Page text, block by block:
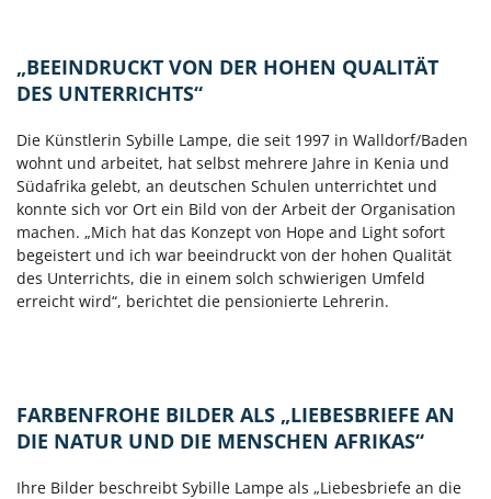
„BEEINDRUCKT VON DER HOHEN QUALITÄT
DES UNTERRICHTS“
Die Künstlerin Sybille Lampe, die seit 1997 in Walldorf/Baden
wohnt und arbeitet, hat selbst mehrere Jahre in Kenia und
Südafrika gelebt, an deutschen Schulen unterrichtet und
konnte sich vor Ort ein Bild von der Arbeit der Organisation
machen. „Mich hat das Konzept von Hope and Light sofort
begeistert und ich war beeindruckt von der hohen Qualität
des Unterrichts, die in einem solch schwierigen Umfeld
erreicht wird“, berichtet die pensionierte Lehrerin.
FARBENFROHE BILDER ALS „LIEBESBRIEFE AN
DIE NATUR UND DIE MENSCHEN AFRIKAS“
Ihre Bilder beschreibt Sybille Lampe als „Liebesbriefe an die